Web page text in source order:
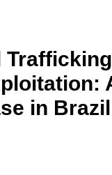
in Brazil